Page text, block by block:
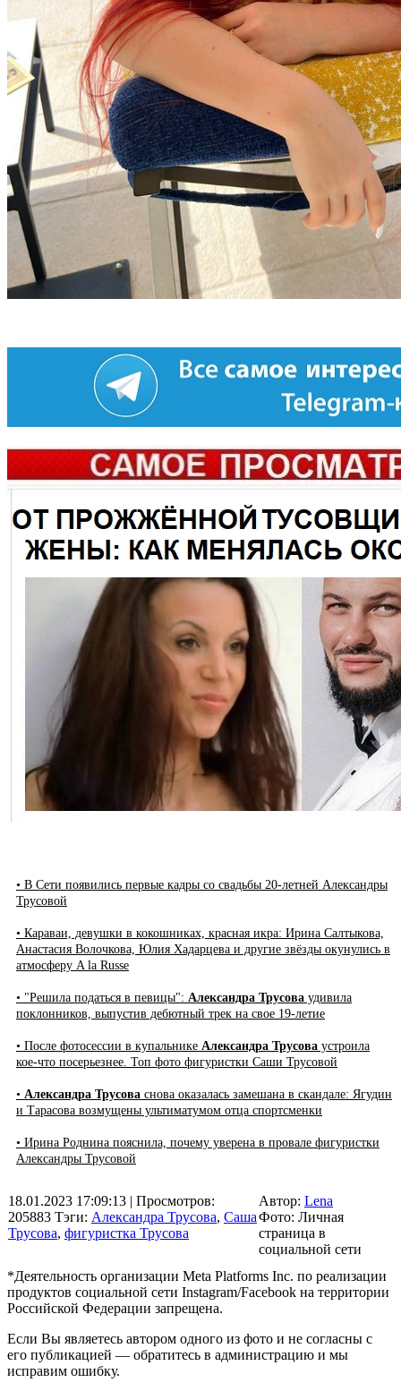
• В Сети появились первые кадры со свадьбы 20-летней Александры
Трусовой
• Караваи, девушки в кокошниках, красная икра: Ирина Салтыкова,
Анастасия Волочкова, Юлия Хадарцева и другие звёзды окунулись в
атмосферу A la Russe
• "Решила податься в певицы": Александра Трусова удивила
поклонников, выпустив дебютный трек на свое 19-летие
• После фотосессии в купальнике Александра Трусова устроила
кое-что посерьезнее. Топ фото фигуристки Саши Трусовой
• Александра Трусова снова оказалась замешана в скандале: Ягудин
и Тарасова возмущены ультиматумом отца спортсменки
• Ирина Роднина пояснила, почему уверена в провале фигуристки
Александры Трусовой
18.01.2023 17:09:13 | Просмотров:
205883 Тэги: Александра Трусова, Саша
Трусова, фигуристка Трусова
Автор: Lena
Фото: Личная
страница в
социальной сети
*Деятельность организации Meta Platforms Inc. по реализации
продуктов социальной сети Instagram/Facebook на территории
Российской Федерации запрещена.
Если Вы являетесь автором одного из фото и не согласны с
его публикацией — обратитесь в администрацию и мы
исправим ошибку.